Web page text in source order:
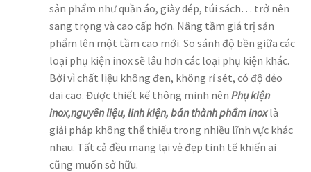
sản phẩm như quần áo, giày dép, túi sách… trở nên
sang trọng và cao cấp hơn. Nâng tầm giá trị sản
phẩm lên một tầm cao mới. So sánh độ bền giữa các
loại phụ kiện inox sẽ lâu hơn các loại phụ kiện khác.
Bởi vì chất liệu không đen, không rỉ sét, có độ dẻo
dai cao. Được thiết kế thông minh nên Phụ kiện
inox,nguyên liệu, linh kiện, bán thành phẩm inoxlà
giải pháp không thể thiếu trong nhiều lĩnh vực khác
nhau. Tất cả đều mang lại vẻ đẹp tinh tế khiến ai
cũng muốn sở hữu.